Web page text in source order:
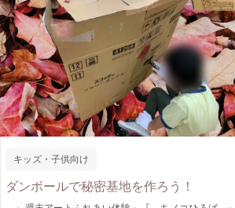
キッズ・子供向け
ダンボールで秘密基地を作ろう！